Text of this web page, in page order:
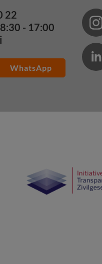
22
- 17:00
WhatsApp